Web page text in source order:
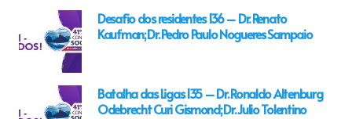
Desafio dos residentes 136 – Dr. Renato
Kaufman; Dr. Pedro Paulo Nogueres Sampaio
Batalha das Ligas 135 – Dr. Ronaldo Altenburg
Odebrecht Curi Gismond; Dr. Julio Tolentino